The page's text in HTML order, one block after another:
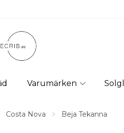
Varumärken
Costa Nova Beja Tekanna